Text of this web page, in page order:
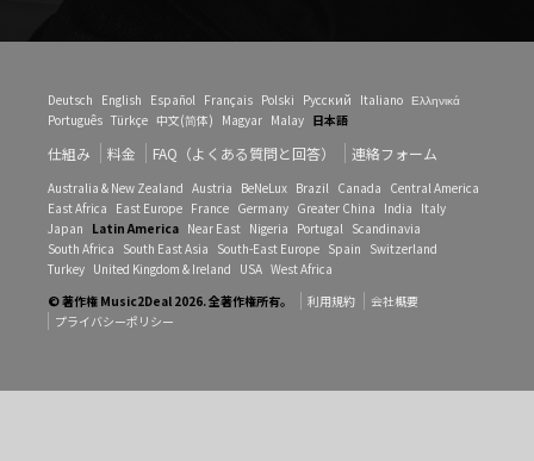
Deutsch English Español Français Polski Русский Italiano Ελληνικά
Português Türkçe 中文(简体) Magyar Malay 日本語
仕組み 料金 FAQ（よくある質問と回答） 連絡フォーム
Australia & New Zealand Austria BeNeLux Brazil Canada Central America
East Africa East Europe France Germany Greater China India Italy
Japan Latin America Near East Nigeria Portugal Scandinavia
South Africa South East Asia South-East Europe Spain Switzerland
Turkey United Kingdom & Ireland USA West Africa
© 著作権 Music2Deal 2026. 全著作権所有。
利用規約
会社概要
プライバシーポリシー